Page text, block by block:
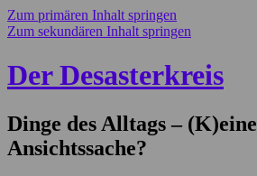
Zum primären Inhalt springen
Zum sekundären Inhalt springen
Der Desasterkreis
Dinge des Alltags – (K)eine
Ansichtssache?